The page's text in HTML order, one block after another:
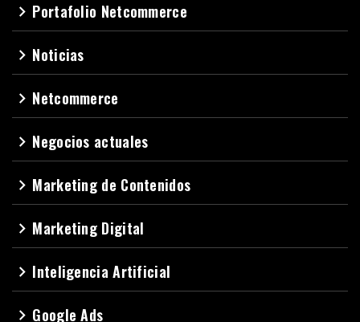
navigate_next Portafolio Netcommerce
navigate_next Noticias
navigate_next Netcommerce
navigate_next Negocios actuales
navigate_next Marketing de Contenidos
navigate_next Marketing Digital
navigate_next Inteligencia Artificial
navigate_next Google Ads